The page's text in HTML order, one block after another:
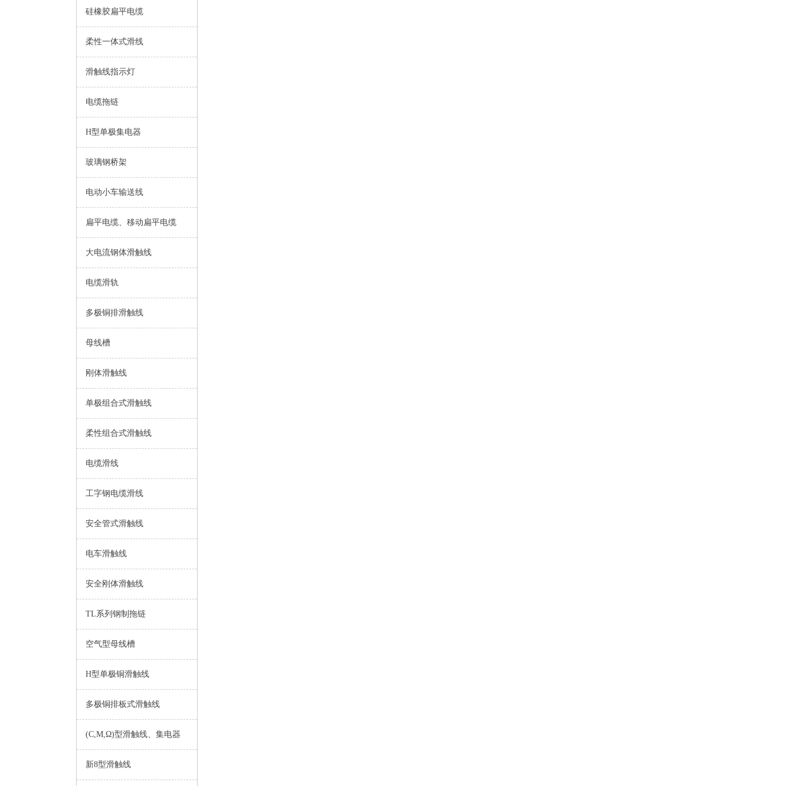
硅橡胶扁平电缆
柔性一体式滑线
滑触线指示灯
电缆拖链
H型单极集电器
玻璃钢桥架
电动小车输送线
扁平电缆、移动扁平电缆
大电流钢体滑触线
电缆滑轨
多极铜排滑触线
母线槽
刚体滑触线
单极组合式滑触线
柔性组合式滑触线
电缆滑线
工字钢电缆滑线
安全管式滑触线
电车滑触线
安全刚体滑触线
TL系列钢制拖链
空气型母线槽
H型单极铜滑触线
多极铜排板式滑触线
(C,M,Ω)型滑触线、集电器
新8型滑触线